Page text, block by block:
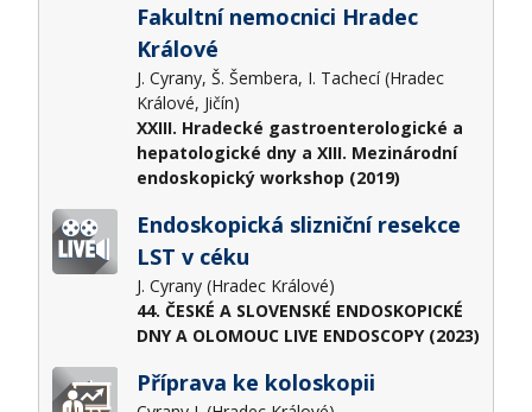
Fakultní nemocnici Hradec
Králové
J. Cyrany, Š. Šembera, I. Tachecí (Hradec
Králové, Jičín)
XXIII. Hradecké gastroenterologické a
hepatologické dny a XIII. Mezinárodní
endoskopický workshop (2019)
Endoskopická slizniční resekce
LST v céku
J. Cyrany (Hradec Králové)
44. ČESKÉ A SLOVENSKÉ ENDOSKOPICKÉ
DNY A OLOMOUC LIVE ENDOSCOPY (2023)
Příprava ke koloskopii